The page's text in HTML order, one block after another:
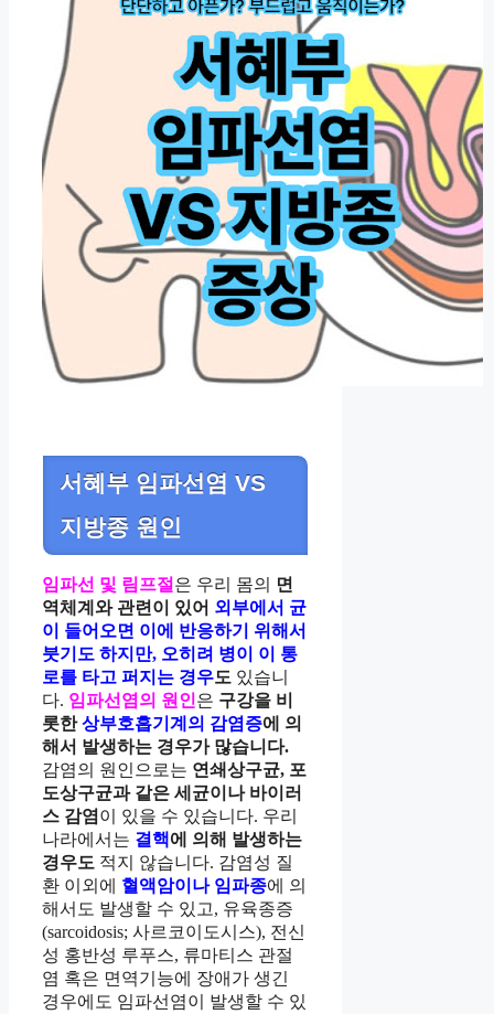
서혜부 임파선염 VS
지방종 원인
임파선 및 림프절 은 우리 몸의 면
역체계와 관련이 있어 외부에서 균
이 들어오면 이에 반응하기 위해서
붓기도 하지만, 오히려 병이 이 통
로를 타고 퍼지는 경우도 있습니
다. 임파선염의 원인은 구강을 비
롯한상부호흡기계의 감염증에 의
해서 발생하는 경우가 많습니다.
감염의 원인으로는 연쇄상구균, 포
도상구균과 같은 세균이나 바이러
스 감염 이 있을 수 있습니다. 우리
나라에서는 결핵에 의해 발생하는
경우도 적지 않습니다. 감염성 질
환 이외에 혈액암이나 임파종에 의
해서도 발생할 수 있고, 유육종증
(sarcoidosis; 사르코이도시스), 전신
성 홍반성 루푸스, 류마티스 관절
염 혹은 면역기능에 장애가 생긴
경우에도 임파선염이 발생할 수 있